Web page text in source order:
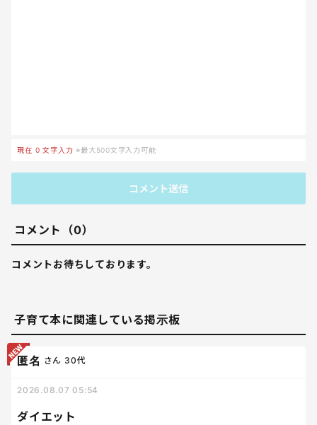
現在 0 文字入力 ※最大500文字入力可能
コメント送信
コメント（0）
コメントお待ちしております。
子育て本に関連している掲示板
ダイエット
匿名 さん 30代
2026.08.07 05:54